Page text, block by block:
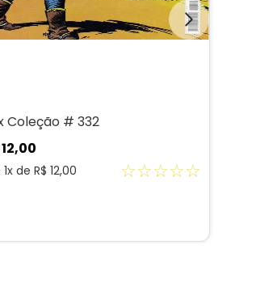
Coleção # 332
12,00
1x de R$ 12,00 ☆☆☆☆☆